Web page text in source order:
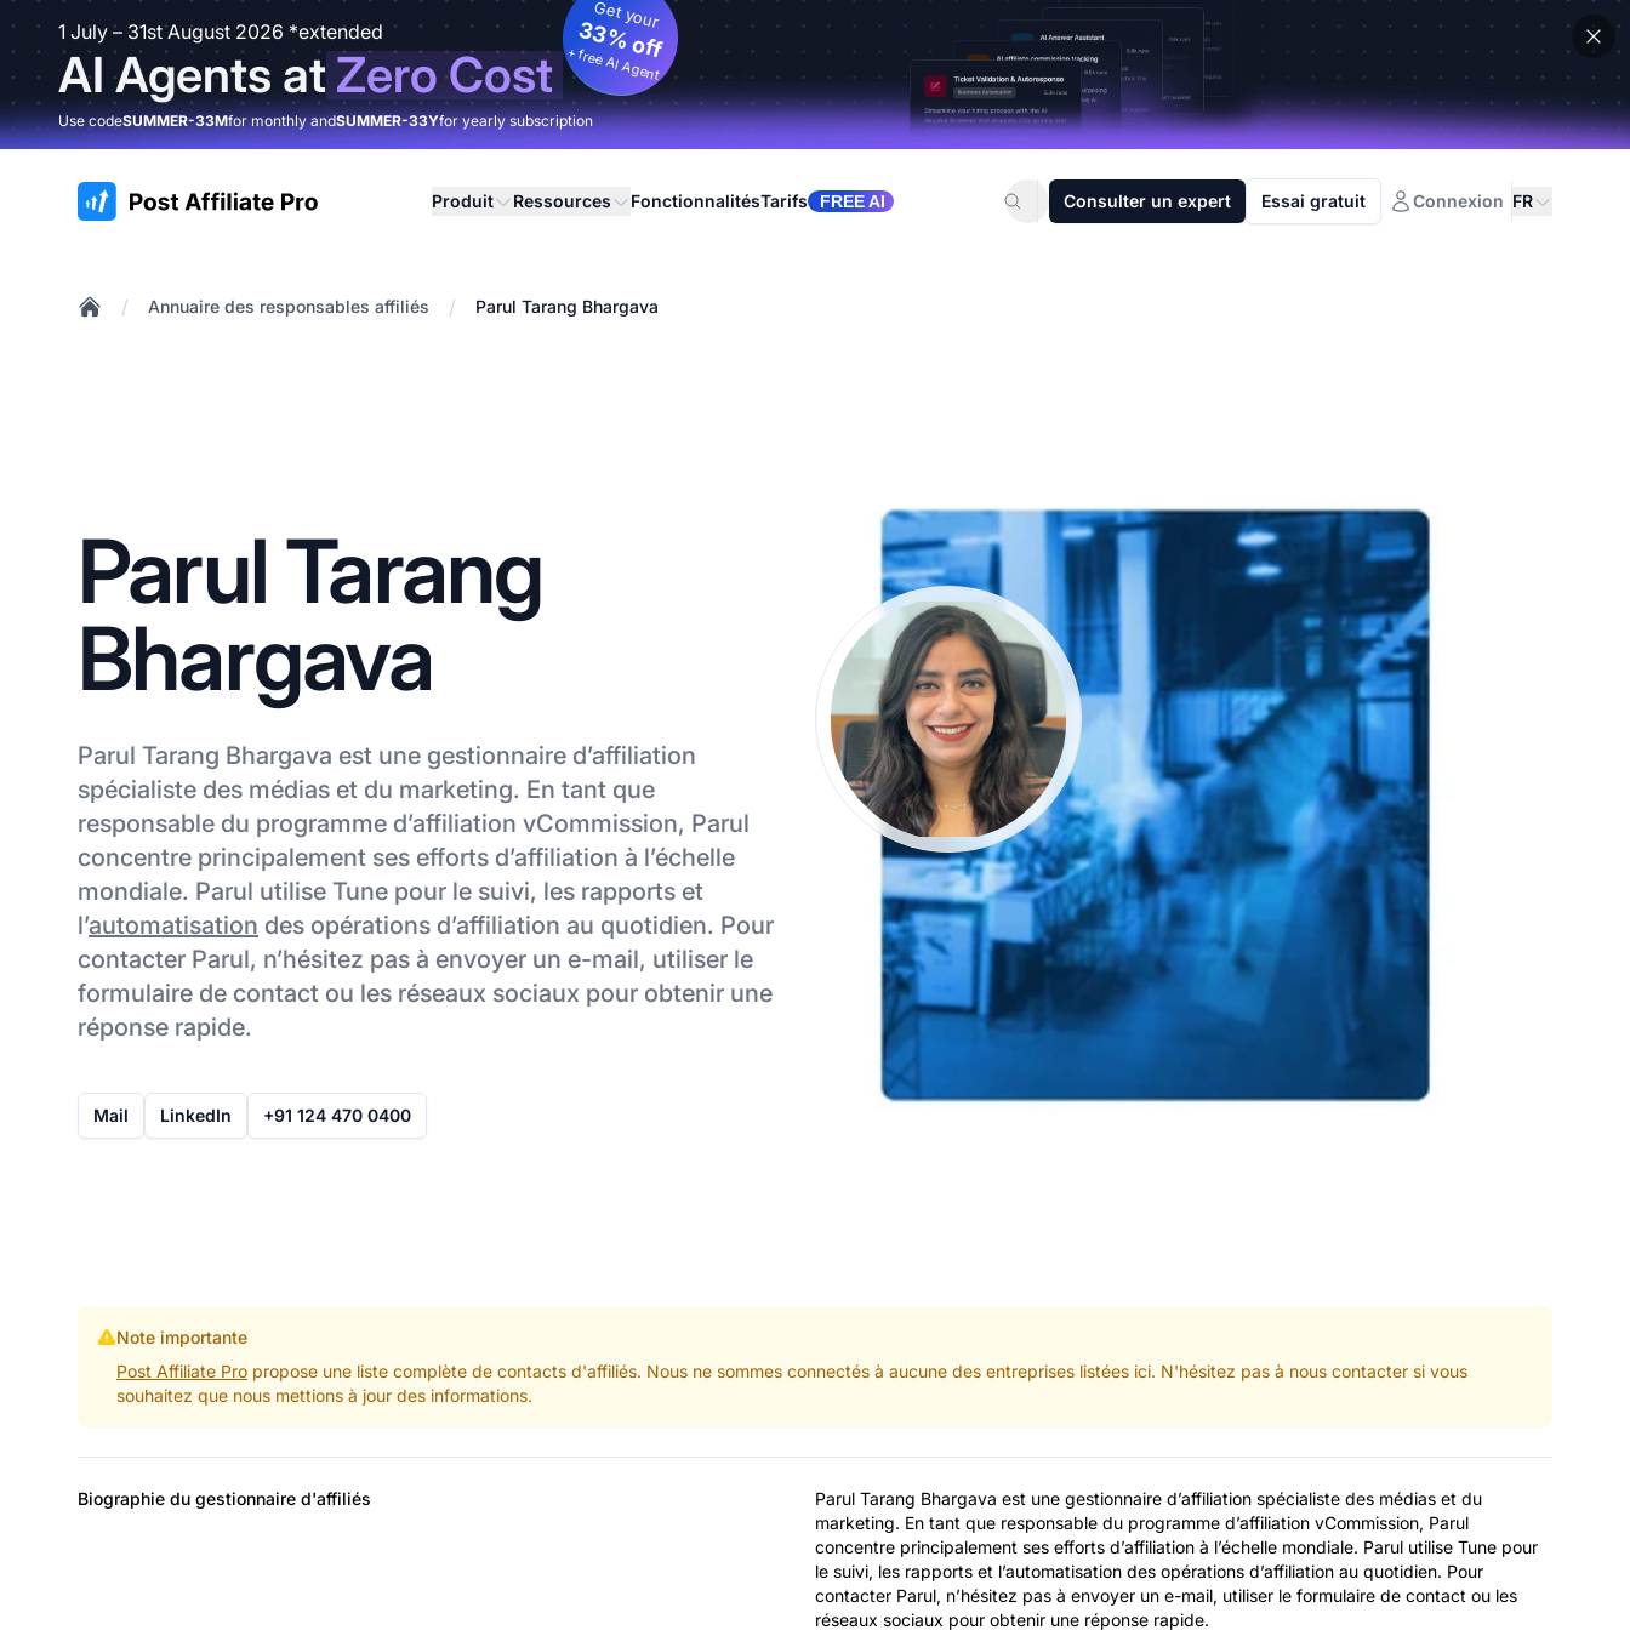
1 July – 31st August 2026 *extended
AI Agents atZero Cost
Get your
33% off
+ free AI Agent
Use codeSUMMER-33Mfor monthly andSUMMER-33Yfor yearly subscription
:site.title Produit Ressources FonctionnalitésTarifs FREE AI Consulter un expert Essai gratuit Connexion FR
/ Annuaire des responsables affiliés / Parul Tarang Bhargava
Parul Tarang
Bhargava
Parul Tarang Bhargava est une gestionnaire d’affiliation
spécialiste des médias et du marketing. En tant que
responsable du programme d’affiliation vCommission, Parul
concentre principalement ses efforts d’affiliation à l’échelle
mondiale. Parul utilise Tune pour le suivi, les rapports et
l’automatisation des opérations d’affiliation au quotidien. Pour
contacter Parul, n’hésitez pas à envoyer un e-mail, utiliser le
formulaire de contact ou les réseaux sociaux pour obtenir une
réponse rapide.
Mail LinkedIn +91 124 470 0400
Note importante
Post Affiliate Propropose une liste complète de contacts d'affiliés. Nous ne sommes connectés à aucune des entreprises listées ici. N'hésitez pas à nous contacter si vous
souhaitez que nous mettions à jour des informations.
Biographie du gestionnaire d'affiliés
Parul Tarang Bhargava est une gestionnaire d’affiliation spécialiste des médias et du
marketing. En tant que responsable du programme d’affiliation vCommission, Parul
concentre principalement ses efforts d’affiliation à l’échelle mondiale. Parul utilise Tune pour
le suivi, les rapports et l’automatisation des opérations d’affiliation au quotidien. Pour
contacter Parul, n’hésitez pas à envoyer un e-mail, utiliser le formulaire de contact ou les
réseaux sociaux pour obtenir une réponse rapide.